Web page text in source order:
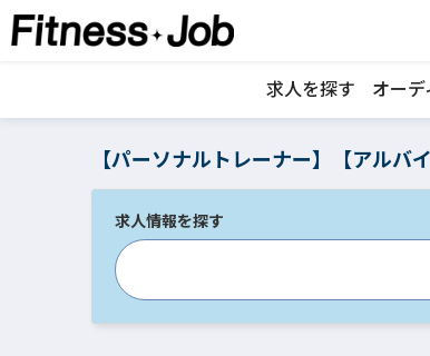
求人を探す オー
【パーソナルトレーナー】【アルバ
求人情報を探す